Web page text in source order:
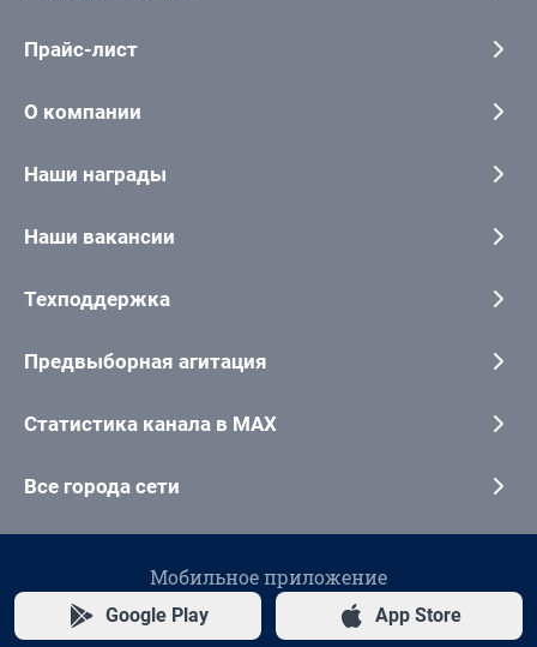
Прайс-лист
О компании
Наши награды
Наши вакансии
Техподдержка
Предвыборная агитация
Статистика канала в MAX
Все города сети
Мобильное приложение
Google Play App Store